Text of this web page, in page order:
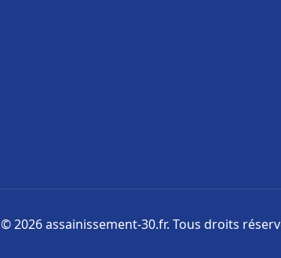
© 2026 assainissement-30.fr. Tous droits